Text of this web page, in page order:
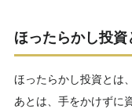
ほったらかし投資
ほったらかし投資とは
あとは、手をかけずに